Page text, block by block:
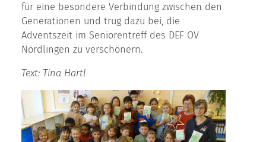
für eine besondere Verbindung zwischen den
Generationen und trug dazu bei, die
Adventszeit im Seniorentreff des DEF OV
Nördlingen zu verschönern.
Text: Tina Hartl